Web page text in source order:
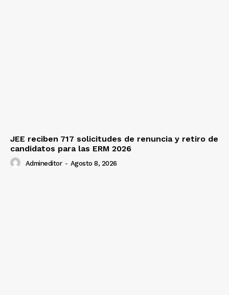
JEE reciben 717 solicitudes de renuncia y retiro de
candidatos para las ERM 2026
Admineditor - Agosto 8, 2026